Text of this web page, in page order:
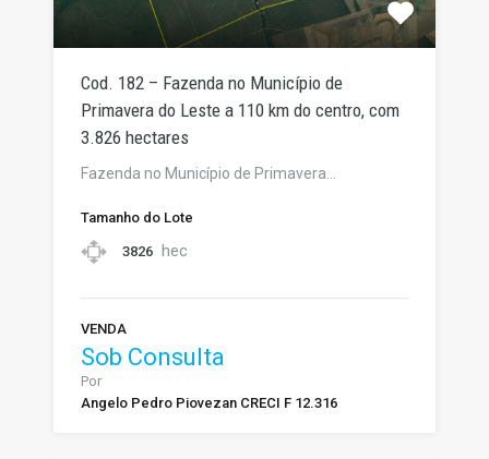
Cod. 182 – Fazenda no Município de
Primavera do Leste a 110 km do centro, com
3.826 hectares
Fazenda no Município de Primavera…
Tamanho do Lote
3826 hec
VENDA
Sob Consulta
Por
Angelo Pedro Piovezan CRECI F 12.316